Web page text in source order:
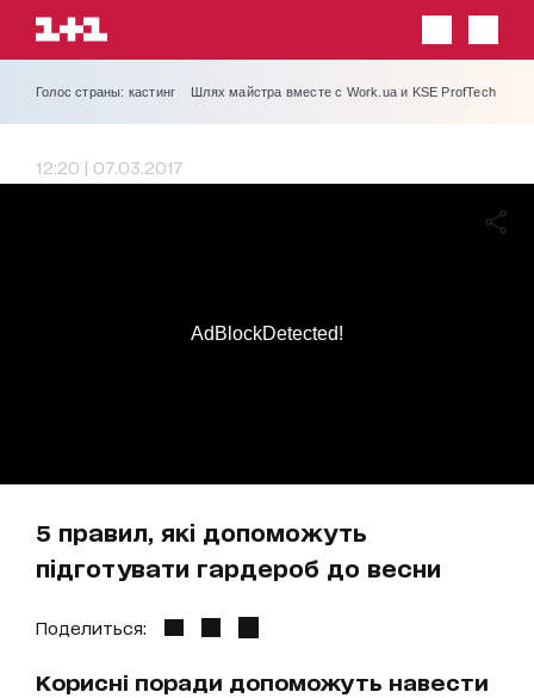
Голос страны: кастинг Шлях майстра вместе с Work.ua и KSE ProfTech
12:20 | 07.03.2017
5 правил, які допоможуть
підготувати гардероб до весни
AdBlockDetected!
Поделиться:
Корисні поради допоможуть навести